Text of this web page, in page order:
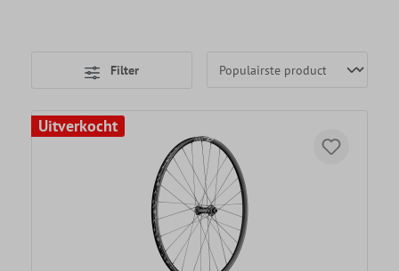
Filter
Uitverkocht